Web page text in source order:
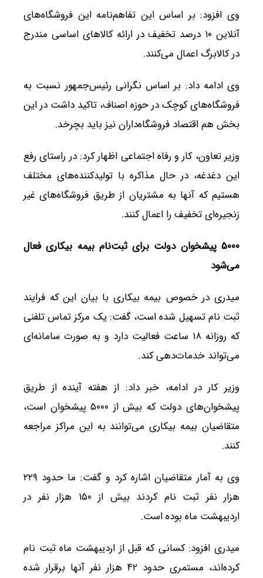
وی افزود: بر اساس این تفاهم‌نامه‌ این فروشگاه‌های
آنلاین ۱۰ درصد تخفیف در ارائه کالاهای اساسی مندرج
در کالابرگ اعمال می‌کنند.
وی ادامه داد: بر اساس نگرانی رئیس‌جمهور نسبت به
فروشگاه‌های کوچک در حوزه اصناف، تاکید داشت در این
بخش هم اقتصاد فروشگاه‌داران نیز باید بچرخد.
وزیر تعاون، کار و رفاه اجتماعی اظهار کرد: در راستای رفع
این دغدغه، در حال مذاکره با تولیدکننده‌های مختلف
هستیم که آنها به مشتریان از طریق فروشگاه‌های غیر
زنجیره‌ای تخفیف را اعمال کنند.
۵۰۰۰ پیشخوان دولت برای ثبت‌نام بیمه بیکاری فعال
می‌شود
میدری در خصوص بیمه بیکاری با بیان این که فرایند
ثبت نام تسهیل شده است، گفت: یک مرکز تماس تلفنی
که روزانه ۱۸ ساعت فعالیت دارد و به صورت سامانه‌ای
می‌تواند خدمات‌دهی کند.
وزیر کار در ادامه، خبر داد: از هفته آینده از طریق
پیشخوان‌های دولت که بیش از ۵۰۰۰ پیشخوان است،
متقاضیان بیمه بیکاری می‌توانند به این مراکز مراجعه
کنند.
وی به آمار متقاضیان اشاره کرد و گفت: ما حدود ۲۲۹
هزار نفر ثبت نام کردند بیش از ۱۵۰ هزار نفر در
اردیبهشت ماه بوده است.
میدری افزود: کسانی که قبل از اردیبهشت ماه ثبت نام
کرده‌اند، مستمری حدود ۴۲ هزار نفر آنها برقرار شده